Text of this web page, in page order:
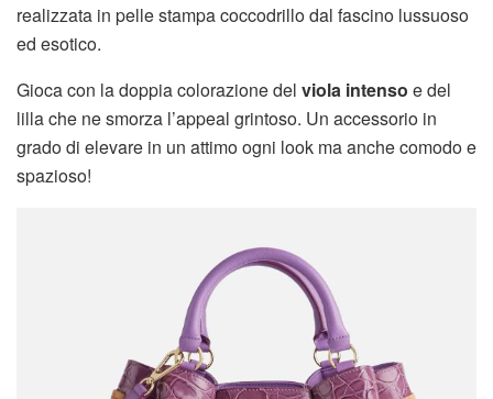
realizzata in pelle stampa coccodrillo dal fascino lussuoso
ed esotico.
Gioca con la doppia colorazione del viola intenso e del
lilla che ne smorza l’appeal grintoso. Un accessorio in
grado di elevare in un attimo ogni look ma anche comodo e
spazioso!